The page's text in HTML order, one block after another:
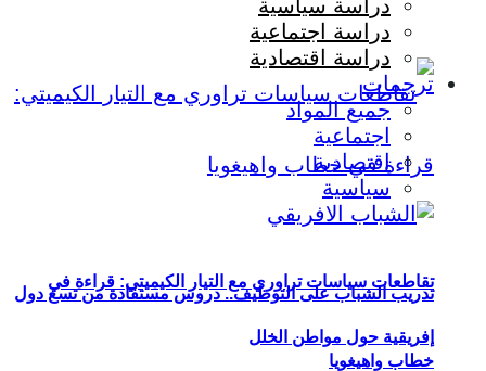
تقاطعات سياسات تراوري مع التيار الكيميتي: قراءة في
خطاب واهيغويا
دراسة سياسية
دراسة اجتماعية
دراسة اقتصادية
ترجمات
جميع المواد
اجتماعية
اقتصادية
سياسية
تدريب الشباب على التوظيف.. دروس مستفادة من تسع دول
إفريقية حول مواطن الخلل